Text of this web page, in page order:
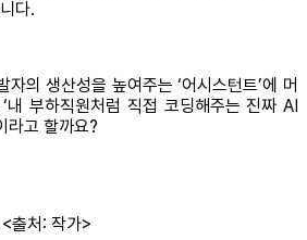
다.
의 생산성을 높여주는 ‘어시스턴트’에 머
내 부하직원처럼 직접 코딩해주는 진짜 AI
라고 할까요?
출처: 작가>